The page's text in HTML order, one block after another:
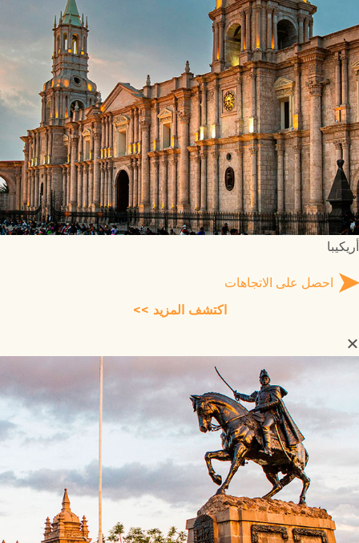
أريكيبا
احصل على الاتجاهات
اكتشف المزيد >>